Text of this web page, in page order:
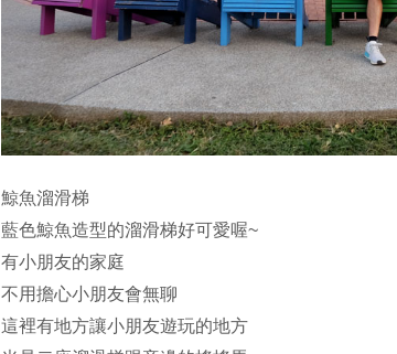
鯨魚溜滑梯
藍色鯨魚造型的溜滑梯好可愛喔~
有小朋友的家庭
不用擔心小朋友會無聊
這裡有地方讓小朋友遊玩的地方